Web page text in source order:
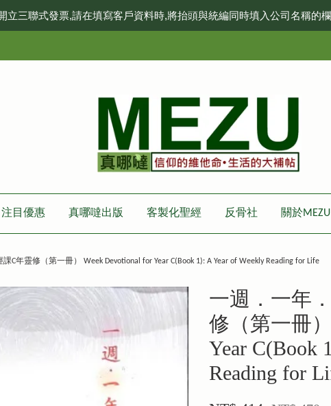
立三聯式發票,請在填寫客戶資料時,將抬頭與統編同時填入公司名稱的
注目優惠 真哪噠出版 客製化聖經 反骨社 關於MEZU
C年靈修（第一冊） Week Devotional for Year C(Book 1): A Year of Weekly Reading for Life
一週．一年
修（第一冊
Year C(Book
Reading for